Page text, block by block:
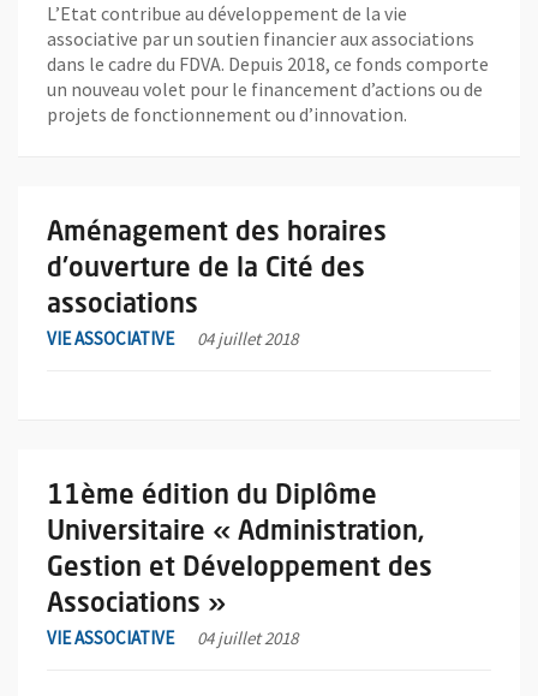
L’Etat contribue au développement de la vie
associative par un soutien financier aux associations
dans le cadre du FDVA. Depuis 2018, ce fonds comporte
un nouveau volet pour le financement d’actions ou de
projets de fonctionnement ou d’innovation.
Aménagement des horaires
d'ouverture de la Cité des
associations
VIE ASSOCIATIVE 04 juillet 2018
11ème édition du Diplôme
Universitaire « Administration,
Gestion et Développement des
Associations »
VIE ASSOCIATIVE 04 juillet 2018